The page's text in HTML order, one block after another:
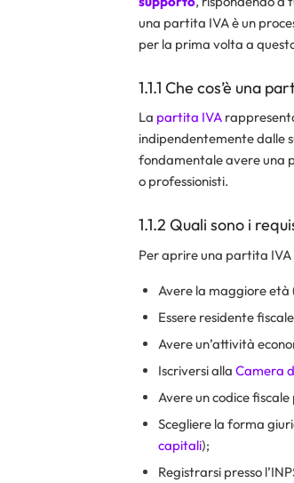
una partita IVA è un
per la prima volta a
1.1.1 Che cos’è una
La partita IVA
indipendentemente dalle
fondamentale avere una
o professionisti.
1.1.2 Quali sono i
Per aprire una partita IVA
Avere la maggiore età
Essere residente
Avere un’attività
Iscriversi alla Camera
Avere un codice fiscale
Scegliere la forma
capitali);
Registrarsi presso